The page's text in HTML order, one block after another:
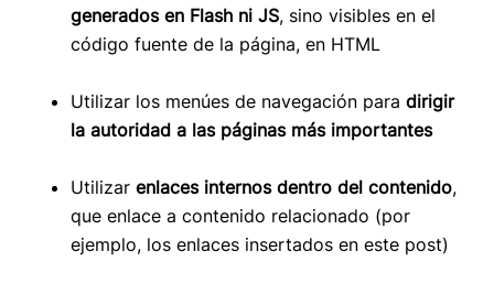
generados en Flash ni JS, sino visibles en el
código fuente de la página, en HTML
Utilizar los menúes de navegación para dirigir
la autoridad a las páginas más importantes
Utilizar enlaces internos dentro del contenido,
que enlace a contenido relacionado (por
ejemplo, los enlaces insertados en este post)